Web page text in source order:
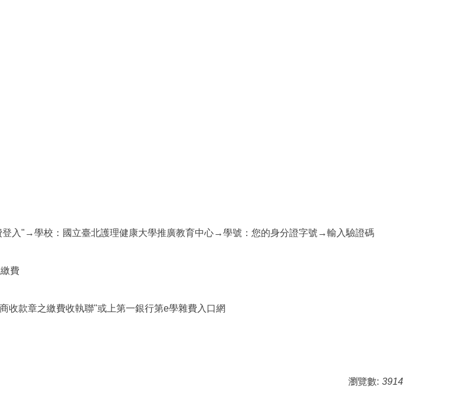
入"→學校：國立臺北護理健康大學推廣教育中心→學號：您的身分證字號→輸入驗證碼
費
款章之繳費收執聯"或上第一銀行第e學雜費入口網
瀏覽數: 3914